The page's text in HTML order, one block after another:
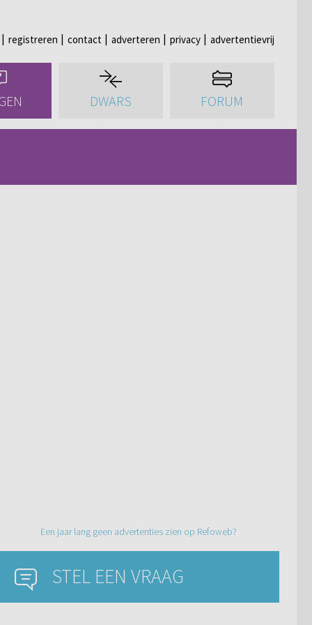
registreren contact adverteren privacy advertentievrij
DWARS FORUM
Een jaar lang geen advertenties zien op Refoweb?
STEL EEN VRAAG